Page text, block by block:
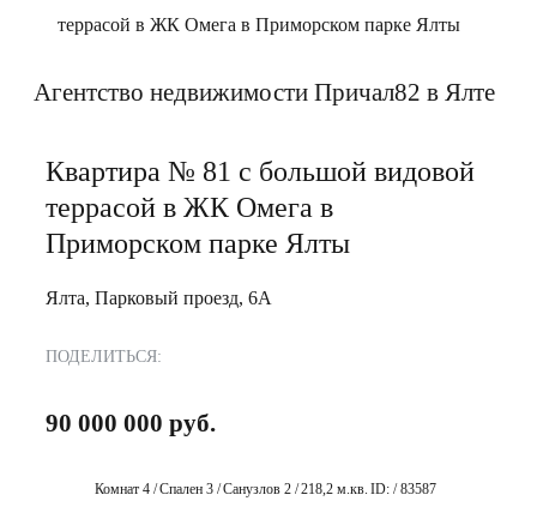
террасой в ЖК Омега в Приморском парке Ялты
Агентство недвижимости Причал82 в Ялте
Квартира № 81 с большой видовой
террасой в ЖК Омега в
Приморском парке Ялты
Ялта, Парковый проезд, 6А
ПОДЕЛИТЬСЯ:
90 000 000 руб.
Комнат 4 /Спален 3 /Санузлов 2 /218,2 м.кв. ID: / 83587